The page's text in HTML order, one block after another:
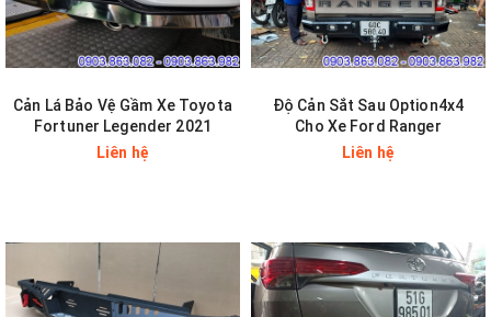
Cản Lá Bảo Vệ Gầm Xe Toyota
Fortuner Legender 2021
Liên hệ
Độ Cản Sắt Sau Option4x4
Cho Xe Ford Ranger
Liên hệ